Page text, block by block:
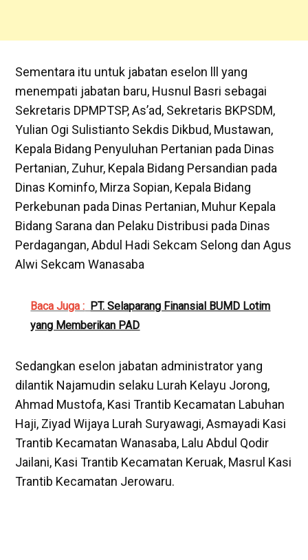
Sementara itu untuk jabatan eselon lll yang
menempati jabatan baru, Husnul Basri sebagai
Sekretaris DPMPTSP, As’ad, Sekretaris BKPSDM,
Yulian Ogi Sulistianto Sekdis Dikbud, Mustawan,
Kepala Bidang Penyuluhan Pertanian pada Dinas
Pertanian, Zuhur, Kepala Bidang Persandian pada
Dinas Kominfo, Mirza Sopian, Kepala Bidang
Perkebunan pada Dinas Pertanian, Muhur Kepala
Bidang Sarana dan Pelaku Distribusi pada Dinas
Perdagangan, Abdul Hadi Sekcam Selong dan Agus
Alwi Sekcam Wanasaba
Baca Juga : PT. Selaparang Finansial BUMD Lotim
yang Memberikan PAD
Sedangkan eselon jabatan administrator yang
dilantik Najamudin selaku Lurah Kelayu Jorong,
Ahmad Mustofa, Kasi Trantib Kecamatan Labuhan
Haji, Ziyad Wijaya Lurah Suryawagi, Asmayadi Kasi
Trantib Kecamatan Wanasaba, Lalu Abdul Qodir
Jailani, Kasi Trantib Kecamatan Keruak, Masrul Kasi
Trantib Kecamatan Jerowaru.